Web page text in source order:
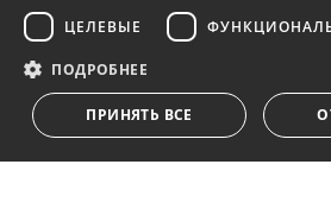
Получайте обновления о
и образе жизни в Марбелье
Я принимаюполитика
ЦЕЛЕВЫЕ
ПОДРОБНЕЕ
ПРИНЯТЬ ВСЕ